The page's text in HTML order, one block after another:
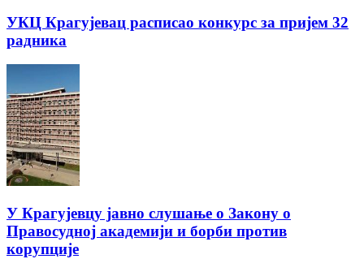
УКЦ Крагујевац расписао конкурс за пријем 32
радника
У Крагујевцу јавно слушање о Закону о
Правосудној академији и борби против
корупције